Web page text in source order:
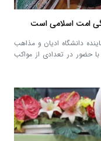
امت اسلامی است
دانشگاه ادیان و مذاهب
با حضور در تعدادی از مواکب